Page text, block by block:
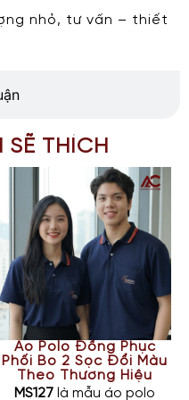
nhỏ, tư vấn – thiết
SẼ THÍCH
Áo Polo Đồng Phục
Phối Bo 2 Sọc Đổi Màu
Theo Thương Hiệu
MS127
MS127 là mẫu áo polo